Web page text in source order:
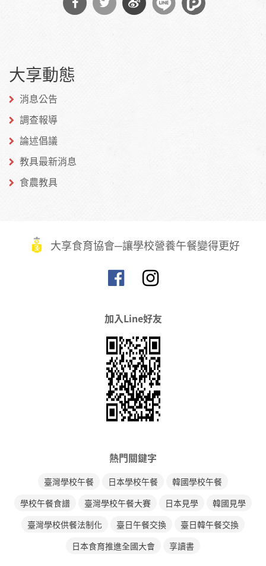
Facebook
大享動態
消息公告
調查報導
論述倡議
教具最新消息
食農教具
大享食育協會─讓學校營養午餐變得更好
加入Line好友
熱門關鍵字
臺灣學校午餐 日本學校午餐
韓國學校午餐
學校午餐食譜
臺灣學校午餐大賽 日本見學
韓國見學
臺灣學校供餐法制化
臺日午餐交換
臺日韓午餐交換
日本食育推進全國大會
享讀書